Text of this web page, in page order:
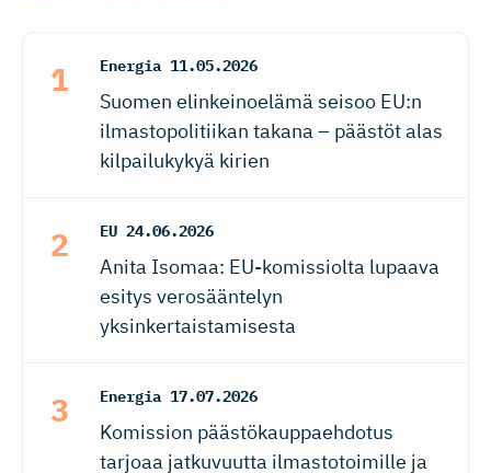
Energia 11.05.2026
Suomen elinkeinoelämä seisoo EU:n
ilmastopolitiikan takana – päästöt alas
kilpailukykyä kirien
EU 24.06.2026
Anita Isomaa: EU-komissiolta lupaava
esitys verosääntelyn
yksinkertaistamisesta
Energia 17.07.2026
Komission päästökauppaehdotus
tarjoaa jatkuvuutta ilmastotoimille ja